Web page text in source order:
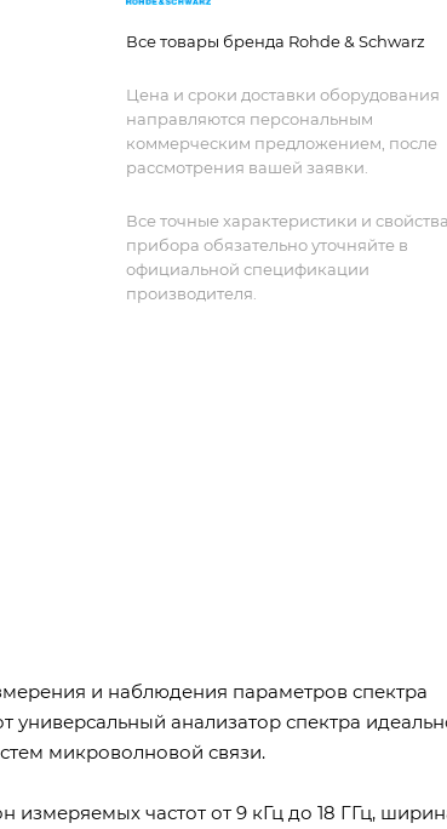
Все товары бренда Rohde & Schwarz
Цена и сроки доставки оборудования
направляются персональным
коммерческим предложением, после
рассмотрения вашей заявки.
Все точные характеристики и свойства
прибора обязательно уточняйте в
официальной спецификации
производителя.
и наблюдения параметров спектра
универсальный анализатор спектра
микроволновой связи.
измеряемых частот от 9 кГц до 18 ГГц,